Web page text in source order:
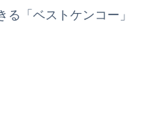
る「ベストケンコー」